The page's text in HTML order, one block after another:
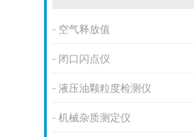
空气释放值
闭口闪点仪
液压油颗粒度检测仪
机械杂质测定仪